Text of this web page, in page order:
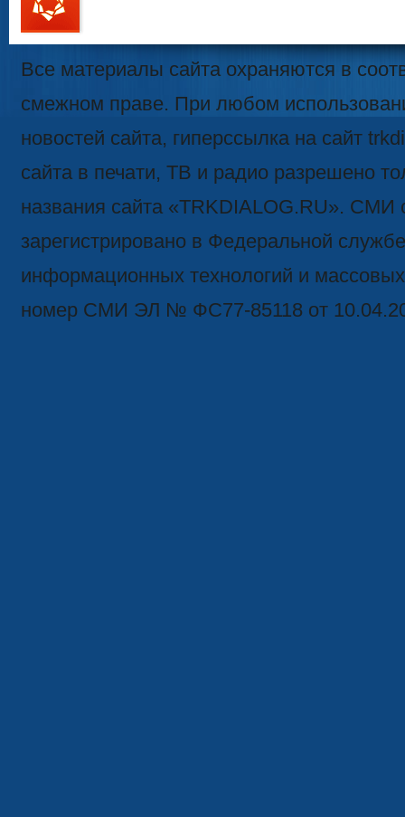
111
Все материалы сайта охраняются в
смежном праве. При любом
новостей сайта, гиперссылка на сайт
сайта в печати, ТВ и радио разрешено
названия сайта «TRKDIALOG.RU». СМИ
зарегистрировано в Федеральной
информационных технологий и
номер СМИ ЭЛ № ФС77-85118 от